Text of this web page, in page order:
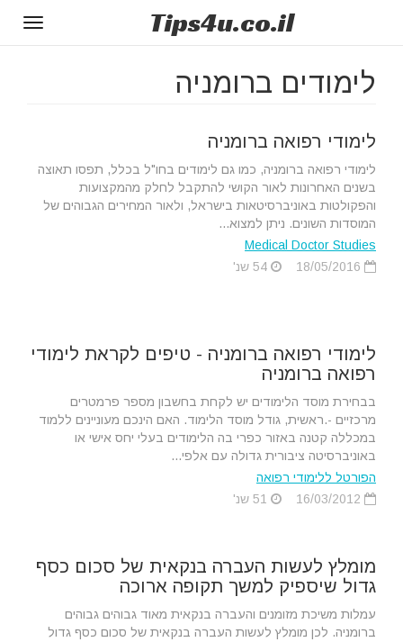
Tips4u.co.il
לימודים ברומניה
לימודי רפואה ברומניה
לימודי רפואה ברומניה, כמו גם לימודים בחו"ל בכלל, תפסו תאוצה
בשנים האחרונות לאור הקושי להתקבל לחלק מהמקצועות
והפקולטות באוניברסיטאות בישראל, ולאור המחירים הגבוהים של
המוסדות השונים. ניתן למצוא...
Medical Doctor Studies
לימודי רפואה ברומניה - טיפים לקראת לימודי
רפואה ברומניה
בבחירת מוסד הלימודים יש לקחת בחשבון מספר פרמטרים
מרכזיים -.ראשית, גודל מוסד הלימוד. האם הינכם מעוניינים ללמוד
במכללה קטנה באזור כפרי בה הלימודים בעלי יחס אישי או
באוניברסיטה ציבורית גדולה עם אלפי...
הפורטל ללימודי רפואה
מומלץ לעשות העברה בנקאית של סכום כסף
גדול שיספיק למשך תקופה ארוכה
עמלות משיכת מזומנים והעברה בנקאית מאוד גבוהים גבוהים
ברומניה. לכן מומלץ לעשות העברה בנקאית של סכום כסף גדול